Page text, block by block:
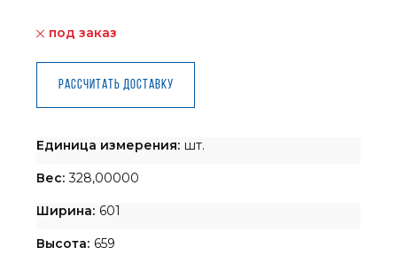
под заказ
Рассчитать доставку
Единица измерения: шт.
Вес: 328,00000
Ширина: 601
Высота: 659